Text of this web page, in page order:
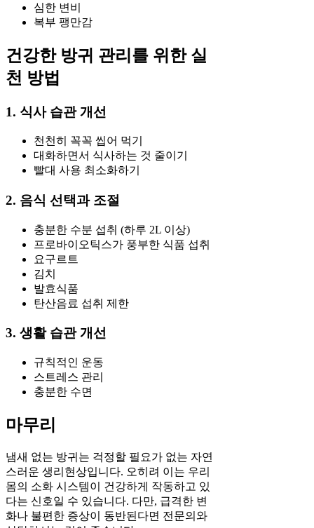
심한 변비
복부 팽만감
건강한 방귀 관리를 위한 실
천 방법
1. 식사 습관 개선
천천히 꼭꼭 씹어 먹기
대화하면서 식사하는 것 줄이기
빨대 사용 최소화하기
2. 음식 선택과 조절
충분한 수분 섭취 (하루 2L 이상)
프로바이오틱스가 풍부한 식품 섭취
요구르트
김치
발효식품
탄산음료 섭취 제한
3. 생활 습관 개선
규칙적인 운동
스트레스 관리
충분한 수면
마무리
냄새 없는 방귀는 걱정할 필요가 없는 자연
스러운 생리현상입니다. 오히려 이는 우리
몸의 소화 시스템이 건강하게 작동하고 있
다는 신호일 수 있습니다. 다만, 급격한 변
화나 불편한 증상이 동반된다면 전문의와